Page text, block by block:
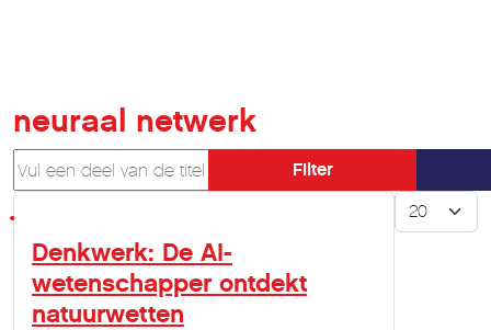
neuraal netwerk
Vul een deel van de titel in
Filter
Toon #
Denkwerk: De AI-
wetenschapper ontdekt
natuurwetten